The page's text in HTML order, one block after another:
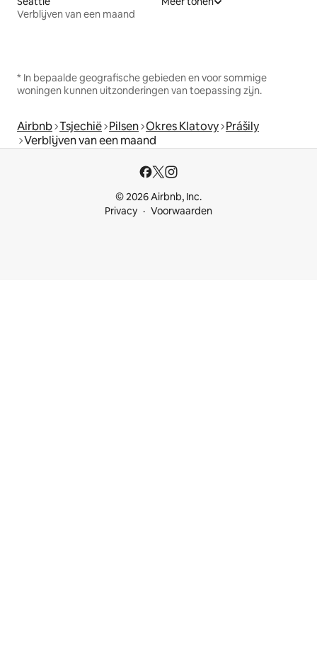
Verblijven van een maand
* In bepaalde geografische gebieden en voor sommige
woningen kunnen uitzonderingen van toepassing zijn.
Airbnb Tsjechië Pilsen Okres Klatovy Prášily
Verblijven van een maand
© 2026 Airbnb, Inc.
Privacy
Voorwaarden